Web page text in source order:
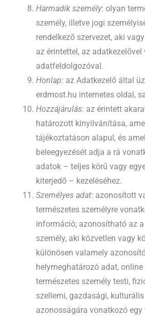
Harmadik személy: olyan
személy, illetve jogi
rendelkező szervezet, aki
az érintettel, az adatkezelővel
adatfeldolgozóval.
Honlap: az Adatkezelő által
erdmost.hu internetes oldal,
Hozzájárulás: az érintett
határozott kinyilvánítása,
tájékoztatáson alapul, és
beleegyezését adja a rá
adatok – teljes körű vagy
kiterjedő – kezeléséhez.
Személyes adat: azonosított
természetes személyre
információ; azonosítható az
személy, aki közvetlen vagy
különösen valamely
helymeghatározó adat,
természetes személy testi,
szellemi, gazdasági,
azonosságára vonatkozó